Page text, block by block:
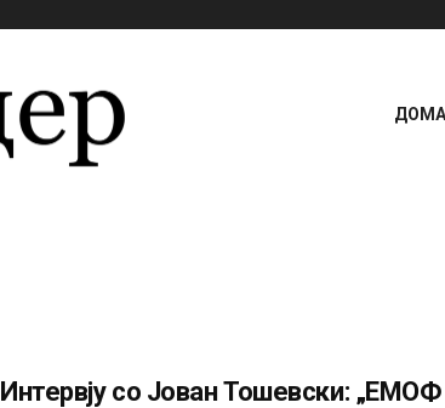
ДОМА
Интервју со Јован Тошевски: